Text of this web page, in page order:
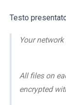
Testo
Your
All files on
encrypted